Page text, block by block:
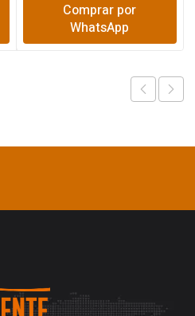
Comprar por
WhatsApp